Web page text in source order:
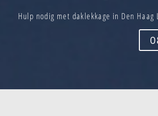
Hulp nodig met daklekkage in Den